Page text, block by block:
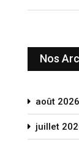
Nos
août 2026
juillet